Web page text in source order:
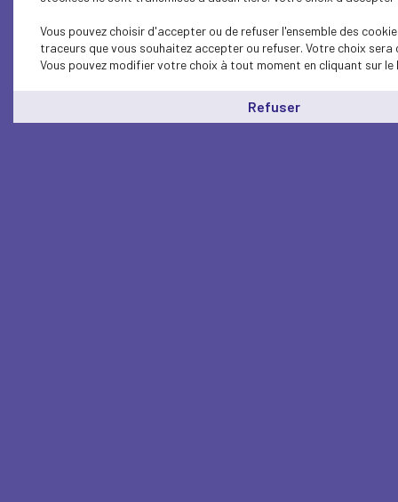
Vous pouvez choisir d'accepter ou de refuser l'ensemble des
traceurs que vous souhaitez accepter ou refuser. Votre choix
Vous pouvez modifier votre choix à tout moment en cliquant sur le
Refuser